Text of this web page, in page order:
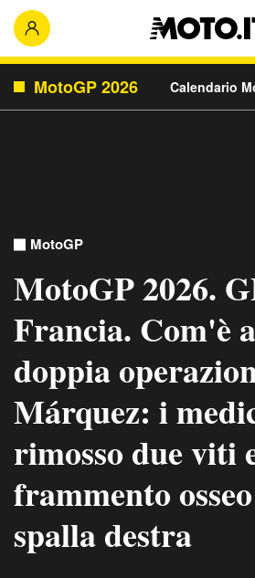
MotoGP 2026 Calendario
MotoGP
MotoGP 2026.
Francia. Com'è
doppia
Márquez: i
rimosso due viti
frammento
spalla destra